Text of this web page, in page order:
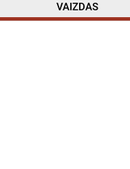
VAIZDAS